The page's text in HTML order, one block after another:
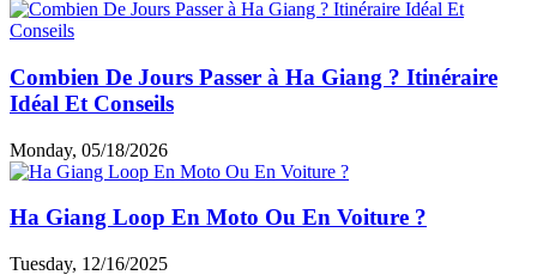
Combien De Jours Passer à Ha Giang ? Itinéraire
Idéal Et Conseils
Monday, 05/18/2026
Ha Giang Loop En Moto Ou En Voiture ?
Tuesday, 12/16/2025